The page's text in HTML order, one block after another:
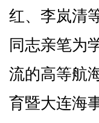
红、李岚清
同志亲笔为
流的高等航
育暨大连海